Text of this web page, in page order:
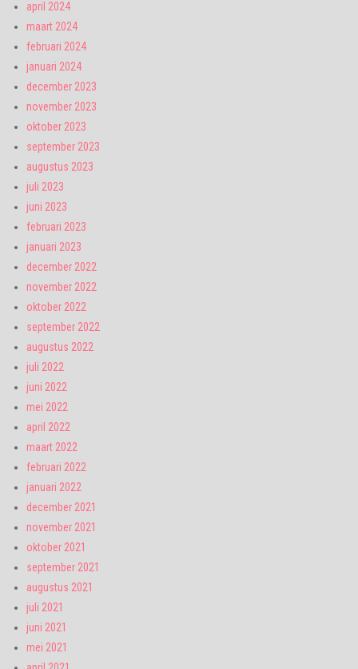
april 2024
maart 2024
februari 2024
januari 2024
december 2023
november 2023
oktober 2023
september 2023
augustus 2023
juli 2023
juni 2023
februari 2023
januari 2023
december 2022
november 2022
oktober 2022
september 2022
augustus 2022
juli 2022
juni 2022
mei 2022
april 2022
maart 2022
februari 2022
januari 2022
december 2021
november 2021
oktober 2021
september 2021
augustus 2021
juli 2021
juni 2021
mei 2021